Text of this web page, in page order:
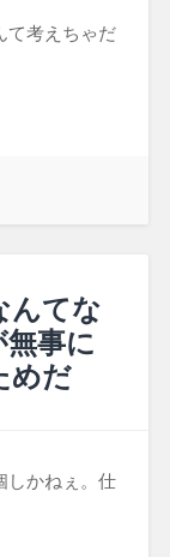
て考えちゃだ
んてな
事に
めだ
しかねぇ。仕